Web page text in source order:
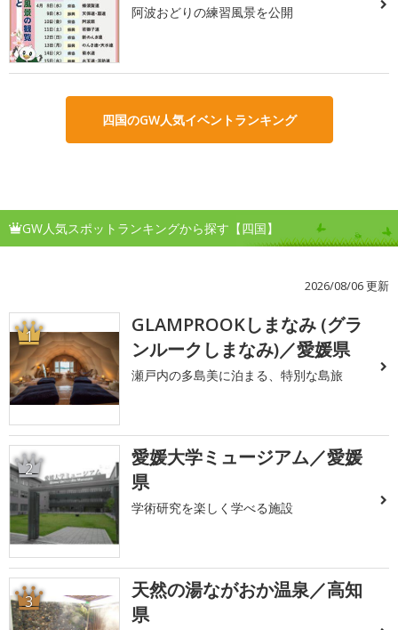
阿波おどりの練習風景を公開
四国のGW人気イベントランキング
GW人気スポットランキングから探す【四国】
2026/08/06 更新
1
GLAMPROOKしまなみ (グラ
ンルークしまなみ)／愛媛県
瀬戸内の多島美に泊まる、特別な島旅
2
愛媛大学ミュージアム／愛媛
県
学術研究を楽しく学べる施設
3
天然の湯ながおか温泉／高知
県